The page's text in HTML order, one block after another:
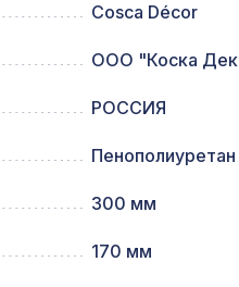
Cosca Décor
ООО "Коска
РОССИЯ
Пенополиуретан
300 мм
170 мм